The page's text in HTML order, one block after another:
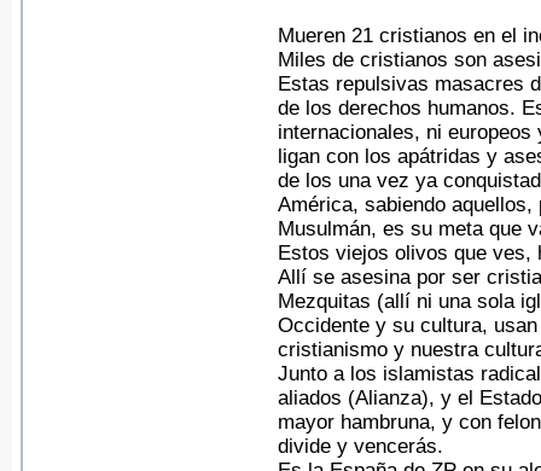
Mueren 21 cristianos en el
Miles de cristianos son
Estas repulsivas masacres
de los derechos humanos.
internacionales, ni
ligan con los apátridas y
de los una vez ya
América, sabiendo
Musulmán, es su meta que
Estos viejos olivos que ves,
Allí se asesina por ser
Mezquitas (allí ni una sola
Occidente y su cultura,
cristianismo y nuestra
Junto a los islamistas
aliados (Alianza), y el
mayor hambruna, y con
divide y vencerás.